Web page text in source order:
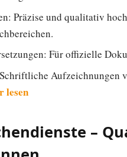
Präzise und qualitativ
Für offizielle
Aufzeichnungen
lesen
–